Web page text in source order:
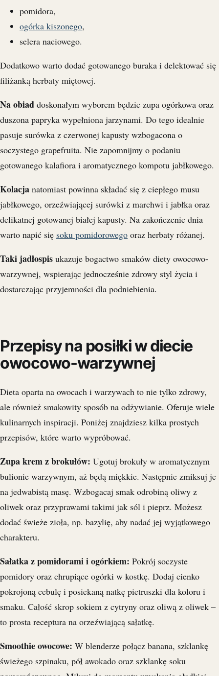
pomidora,
ogórka kiszonego,
selera naciowego.
Dodatkowo warto dodać gotowanego buraka i delektować się
filiżanką herbaty miętowej.
Na obiad doskonałym wyborem będzie zupa ogórkowa oraz
duszona papryka wypełniona jarzynami. Do tego idealnie
pasuje surówka z czerwonej kapusty wzbogacona o
soczystego grapefruita. Nie zapomnijmy o podaniu
gotowanego kalafiora i aromatycznego kompotu jabłkowego.
Kolacja natomiast powinna składać się z ciepłego musu
jabłkowego, orzeźwiającej surówki z marchwi i jabłka oraz
delikatnej gotowanej białej kapusty. Na zakończenie dnia
warto napić się soku pomidorowego oraz herbaty różanej.
Taki jadłospis ukazuje bogactwo smaków diety owocowo-
warzywnej, wspierając jednocześnie zdrowy styl życia i
dostarczając przyjemności dla podniebienia.
Przepisy na posiłki w diecie
owocowo-warzywnej
Dieta oparta na owocach i warzywach to nie tylko zdrowy,
ale również smakowity sposób na odżywianie. Oferuje wiele
kulinarnych inspiracji. Poniżej znajdziesz kilka prostych
przepisów, które warto wypróbować.
Zupa krem z brokułów: Ugotuj brokuły w aromatycznym
bulionie warzywnym, aż będą miękkie. Następnie zmiksuj je
na jedwabistą masę. Wzbogacaj smak odrobiną oliwy z
oliwek oraz przyprawami takimi jak sól i pieprz. Możesz
dodać świeże zioła, np. bazylię, aby nadać jej wyjątkowego
charakteru.
Sałatka z pomidorami i ogórkiem: Pokrój soczyste
pomidory oraz chrupiące ogórki w kostkę. Dodaj cienko
pokrojoną cebulę i posiekaną natkę pietruszki dla koloru i
smaku. Całość skrop sokiem z cytryny oraz oliwą z oliwek –
to prosta receptura na orzeźwiającą sałatkę.
Smoothie owocowe: W blenderze połącz banana, szklankę
świeżego szpinaku, pół awokado oraz szklankę soku